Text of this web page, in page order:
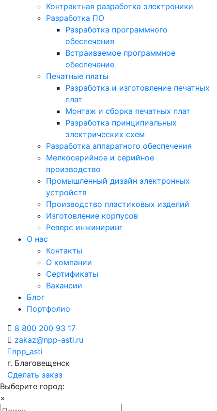
Контрактная разработка электроники
Разработка ПО
Разработка программного
обеспечения
Встраиваемое программное
обеспечение
Печатные платы
Разработка и изготовление печатных
плат
Монтаж и сборка печатных плат
Разработка принципиальных
электрических схем
Разработка аппаратного обеспечения
Мелкосерийное и серийное
производство
Промышленный дизайн электронных
устройств
Производство пластиковых изделий
Изготовление корпусов
Реверс инжиниринг
О нас
Контакты
О компании
Сертификаты
Вакансии
Блог
Портфолио
8 800 200 93 17
zakaz@npp-asti.ru
npp_asti
г. Благовещенск
Сделать заказ
Выберите город:
×